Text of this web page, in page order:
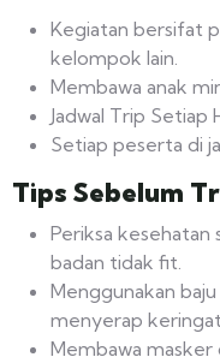
Kegiatan bersifat
kelompok lain.
Membawa anak
Jadwal Trip Setiap
Setiap peserta di
Tips Sebelum
Periksa kesehatan
badan tidak fit.
Menggunakan
menyerap
Membawa masker